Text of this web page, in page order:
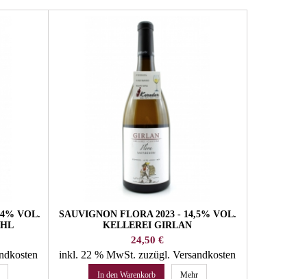
VOL.
SAUVIGNON FLORA 2023 - 14,5% VOL.
KELLEREI GIRLAN
Preis
24,50 €
inkl. 22 % MwSt.zuzügl. Versandkosten
In den Warenkorb Mehr